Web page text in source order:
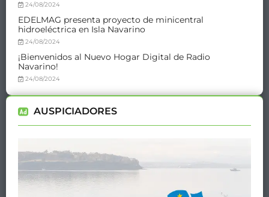
24/08/2024
EDELMAG presenta proyecto de minicentral
hidroeléctrica en Isla Navarino
24/08/2024
¡Bienvenidos al Nuevo Hogar Digital de Radio
Navarino!
24/08/2024
AUSPICIADORES